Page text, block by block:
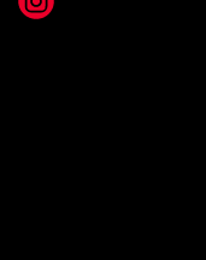
Instagram